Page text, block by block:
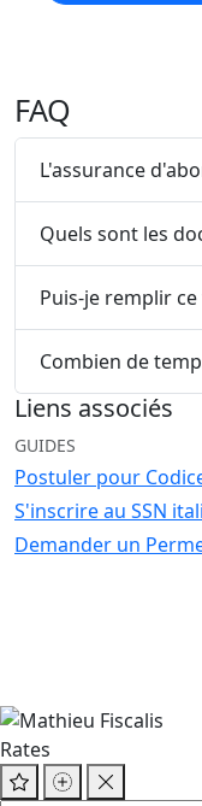
FAQ
L'assurance
Quels sont les
Puis-je remplir
Combien de
Liens associés
GUIDES
Postuler pour
S'inscrire au SSN
Demander un
Rates